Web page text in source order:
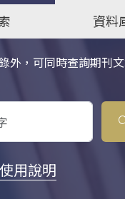
資料
外，可同時查詢期刊
使用說明